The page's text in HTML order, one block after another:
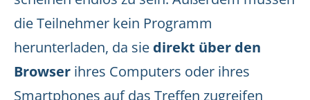
die Teilnehmer kein Programm
herunterladen, da sie direkt über den
Browser ihres Computers oder ihres
Smartphones auf das Treffen zugreifen